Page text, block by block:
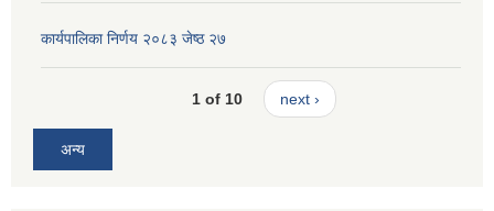
कार्यपालिका निर्णय २०८३ जेष्ठ २७
1 of 10 next ›
अन्य